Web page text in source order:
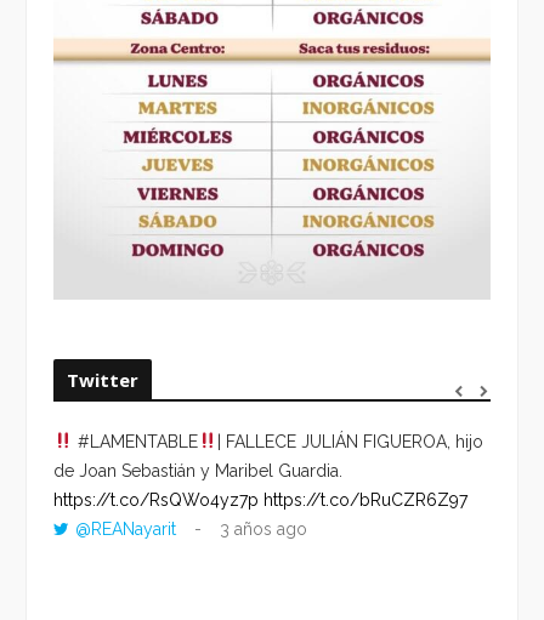
Twitter
#LAMENTABLE
| FALLECE JULIÁN FIGUEROA, hijo
de Joan Sebastián y Maribel Guardia.
https://t.co/RsQWo4yz7p https://t.co/bRuCZR6Z97
@REANayarit
3 años ago